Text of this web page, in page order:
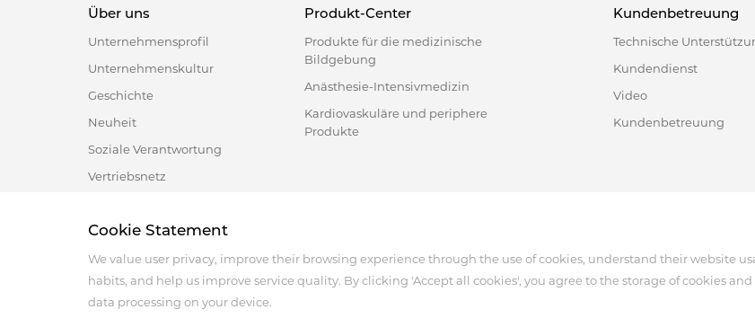
Über uns
Unternehmensprofil
Unternehmenskultur
Geschichte
Neuheit
Soziale Verantwortung
Vertriebsnetz
Produkt-Center
Produkte für die medizinische
Bildgebung
Anästhesie-Intensivmedizin
Kardiovaskuläre und periphere
Produkte
Kundenbetreuung
Technische
Kundendienst
Video
Kundenbetreuung
Address :18 Jinhui Ave., Pingshan District, Shenzhen, 518122, China
Tel : +86-755-86060992
Email:info@antmed.com
COPYRIGHT © 2024 SHENZHEN ANTMED CO.,LTD.
Cookie Statement
We value user privacy, improve their browsing experience through the use of cookies, understand their website
habits, and help us improve service quality. By clicking 'Accept all cookies', you agree to the storage of cookies
data processing on your device.